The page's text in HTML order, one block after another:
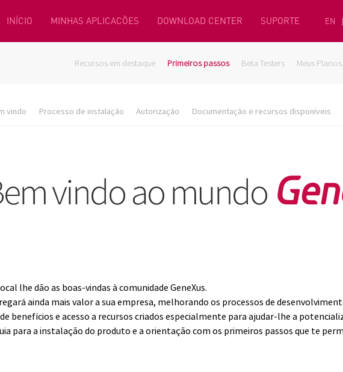
INÍCIO MINHAS APLICACÕES DOWNLOAD CENTER SUPORTE EN
Recursos em destaque Primeiros passos Beta Testers Meus Planos
vindo Processo de instalação Autorização Documentação e recursos disponíveis
lhe dão as boas-vindas à comunidade GeneXus.
ainda mais valor a sua empresa, melhorando os processos de
benefícios e acesso a recursos criados especialmente para ajudar-lhe a
para a instalação do produto e a orientação com os primeiros passos que te